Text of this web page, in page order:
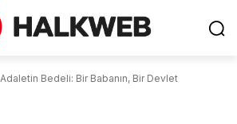
Adaletin Bedeli: Bir Babanın, Bir Devlet